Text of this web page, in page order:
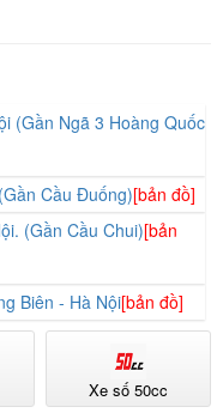
(Gần Ngã 3 Hoàng Quốc
Cầu Đuống)[bản đồ]
(Gần Cầu Chui)[bản
Biên - Hà Nội[bản đồ]
Xe số 50cc